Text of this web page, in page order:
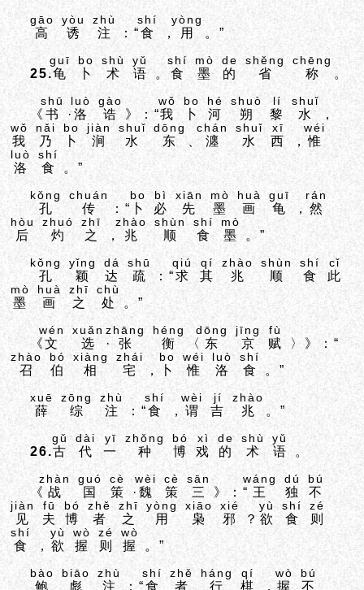
高
gāo
诱
yòu
注
zhù
：“食
shí
， 用
yòng
。”
25.龟
guī
卜
bo
术
shù
语
yǔ
。食
shí
墨
mò
的
de
省
shěng
称
chēng
。
《 书
shū
·洛
luò
诰
gào
》：“我
wǒ
卜
bo
河
hé
朔
shuò
黎
lí
水
shuǐ
，
我
wǒ
乃
nǎi
卜
bo
涧
jiàn
水
shuǐ
东
dōng
、 瀍
chán
水
shuǐ
西
xī
，惟
wéi
洛
luò
食
shí
。”
孔
kǒng
传
chuán
：“ 卜
bo
必
bì
先
xiān
墨
mò
画
huà
龟
guī
， 然
rán
后
hòu
灼
zhuó
之
zhī
， 兆
zhào
顺
shùn
食
shí
墨
mò
。”
孔
kǒng
颖
yǐng
达
dá
疏
shū
：“求
qiú
其
qí
兆
zhào
顺
shùn
食
shí
此
cǐ
墨
mò
画
huà
之
zhī
处
chù
。”
《文
wén
选
xuǎn
· 张
zhāng
衡
héng
〈 东
dōng
京
jīng
赋
fù
〉》：“
召
zhào
伯
bó
相
xiàng
宅
zhái
， 卜
bo
惟
wéi
洛
luò
食
shí
。”
薛
xuē
综
zōng
注
zhù
：“食
shí
， 谓
wèi
吉
jí
兆
zhào
。”
26.古
gǔ
代
dài
一
yī
种
zhǒng
博
bó
戏
xì
的
de
术
shù
语
yǔ
。
《 战
zhàn
国
guó
策
cè
· 魏
wèi
策
cè
三
sān
》：“ 王
wáng
独
dú
不
bú
见
jiàn
夫
fū
博
bó
者
zhě
之
zhī
用
yòng
枭
xiāo
邪
xié
？ 欲
yù
食
shí
则
zé
食
shí
， 欲
yù
握
wò
则
zé
握
wò
。”
鲍
bào
彪
biāo
注
zhù
：“食
shí
者
zhě
行
háng
棋
qí
，握
wò
不
bú